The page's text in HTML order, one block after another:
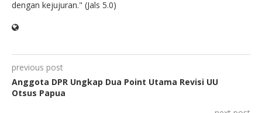
dengan kejujuran." (Jals 5.0)
previous post
Anggota DPR Ungkap Dua Point Utama Revisi UU
Otsus Papua